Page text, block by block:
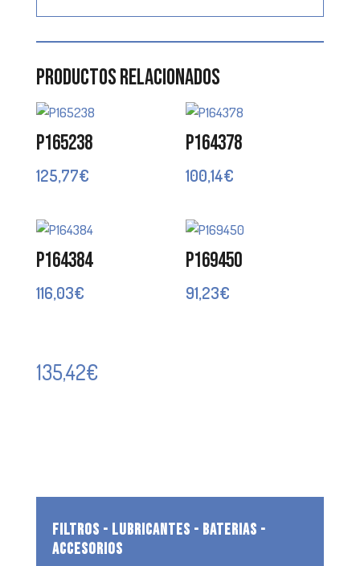
Productos relacionados
P165238
125,77€
P164378
100,14€
P164384
116,03€
P169450
91,23€
135,42€
FILTROS - LUBRICANTES - BATERIAS -
ACCESORIOS